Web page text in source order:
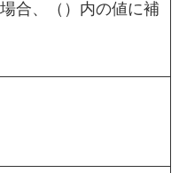
合、（）内の値に補